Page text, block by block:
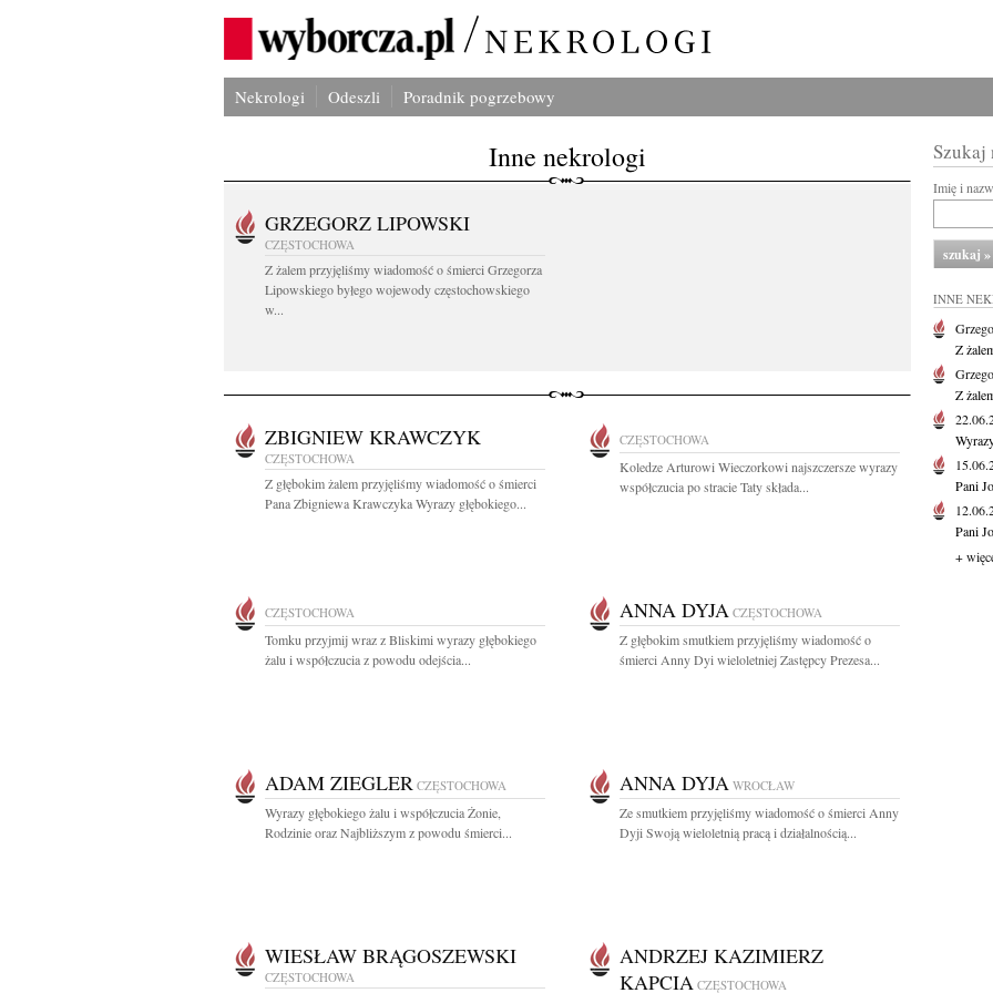
Nekrologi Odeszli Poradnik pogrzebowy
Inne nekrologi
GRZEGORZ LIPOWSKI
CZĘSTOCHOWA
Z żalem przyjęliśmy wiadomość o śmierci Grzegorza
Lipowskiego byłego wojewody częstochowskiego
w...
ZBIGNIEW KRAWCZYK
CZĘSTOCHOWA
Z głębokim żalem przyjęliśmy wiadomość o śmierci
Pana Zbigniewa Krawczyka Wyrazy głębokiego...
CZĘSTOCHOWA
Koledze Arturowi Wieczorkowi najszczersze wyrazy
współczucia po stracie Taty składa...
CZĘSTOCHOWA
Tomku przyjmij wraz z Bliskimi wyrazy głębokiego
żalu i współczucia z powodu odejścia...
ANNA DYJA CZĘSTOCHOWA
Z głębokim smutkiem przyjęliśmy wiadomość o
śmierci Anny Dyi wieloletniej Zastępcy Prezesa...
ADAM ZIEGLER CZĘSTOCHOWA
Wyrazy głębokiego żalu i współczucia Żonie,
Rodzinie oraz Najbliższym z powodu śmierci...
ANNA DYJA WROCŁAW
Ze smutkiem przyjęliśmy wiadomość o śmierci Anny
Dyji Swoją wieloletnią pracą i działalnością...
WIESŁAW BRĄGOSZEWSKI
CZĘSTOCHOWA
ANDRZEJ KAZIMIERZ
KAPCIA CZĘSTOCHOWA
Szukaj
Imię i
INNE
Z
Z
Pani
Pani
+